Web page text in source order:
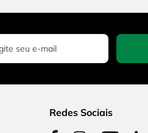
Redes Sociais